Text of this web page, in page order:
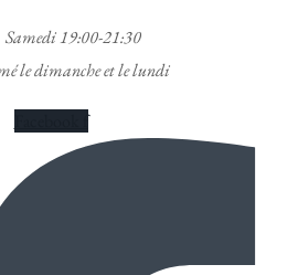
Samedi 19:00-21:30
le dimanche et le lundi